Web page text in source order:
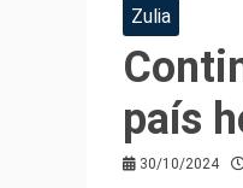
Zulia
país
30/10/2024